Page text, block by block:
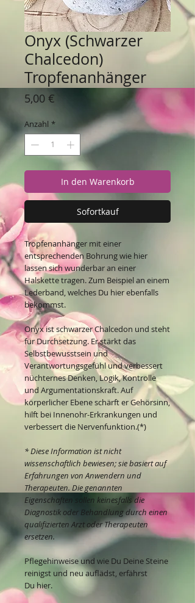
Onyx (Schwarzer
Chalcedon)
Tropfenanhänger
5,00 €
Anzahl *
In den Warenkorb
Sofortkauf
Tropfenanhänger mit einer
entsprechenden Bohrung wie hier
lassen sich wunderbar an einer
Halskette tragen. Zum Beispiel an einem
Lederband, welches Du hier ebenfalls
bekommst.
Onyx ist schwarzer Chalcedon und steht
für Durchsetzung. Er stärkt das
Selbstbewusstsein und
Verantwortungsgefühl und verbessert
nüchternes Denken, Logik, Kontrolle
und Argumentationskraft. Auf
körperlicher Ebene schärft er Gehörsinn,
hilft bei Innenohr-Erkrankungen und
verbessert die Nervenfunktion.(*)
* Diese Information ist nicht
wissenschaftlich bewiesen; sie basiert auf
Erfahrungen von Anwendern und
Therapeuten. Die genannten
Eigenschaften sollen keinesfalls die
Diagnostik oder Behandlung durch einen
qualifizierten Arzt oder Therapeuten
ersetzen.
Pflegehinweise und wie Du Deine Steine
reinigst und neu auflädst, erfährst
Du hier.